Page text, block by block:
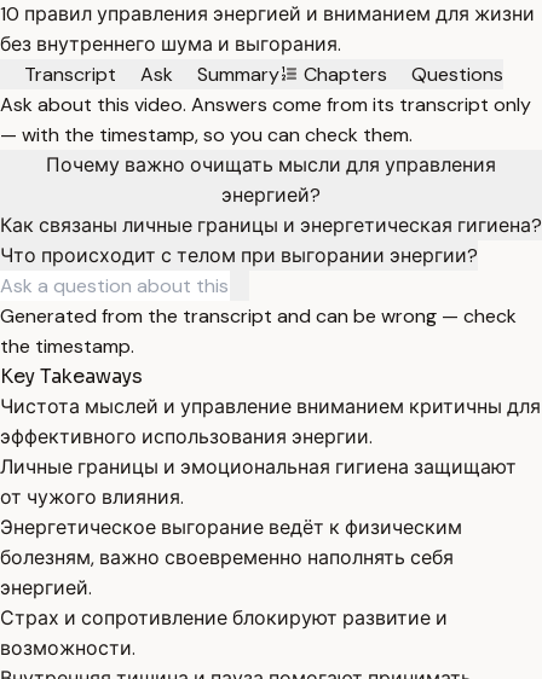
10 правил управления энергией и вниманием для жизни
без внутреннего шума и выгорания.
Transcript
Ask Summary Chapters
Questions
Ask about this video. Answers come from its transcript only
— with the timestamp, so you can check them.
Почему важно очищать мысли для управления
энергией?
Как связаны личные границы и энергетическая гигиена?
Что происходит с телом при выгорании энергии?
Generated from the transcript and can be wrong — check
the timestamp.
Key Takeaways
Чистота мыслей и управление вниманием критичны для
эффективного использования энергии.
Личные границы и эмоциональная гигиена защищают
от чужого влияния.
Энергетическое выгорание ведёт к физическим
болезням, важно своевременно наполнять себя
энергией.
Страх и сопротивление блокируют развитие и
возможности.